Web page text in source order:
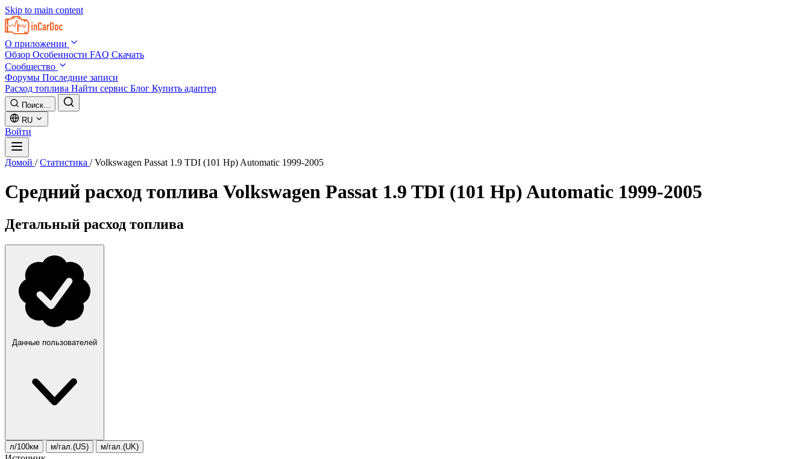
Skip to main content
О приложении
Обзор Особенности FAQ Скачать
Сообщество
Форумы Последние записи
Расход топлива Найти сервис Блог Купить адаптер
Поиск...
RU
Войти
Домой / Статистика / Volkswagen Passat 1.9 TDI (101 Hp) Automatic 1999-2005
Средний расход топлива Volkswagen Passat 1.9 TDI (101 Hp) Automatic 1999-2005
Детальный расход топлива
Данные пользователей
л/100км м/гал.(US) м/гал.(UK)